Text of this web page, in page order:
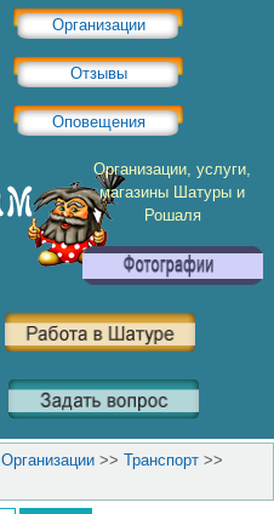
Организации
Отзывы
Оповещения
Организации, услуги,
магазины Шатуры и
Рошаля
Организации >> Транспорт >>